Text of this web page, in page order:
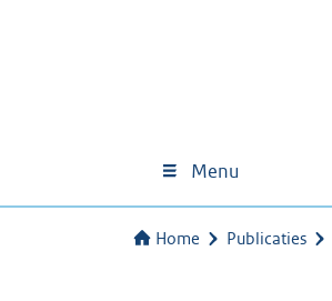
Menu
Home Publicaties